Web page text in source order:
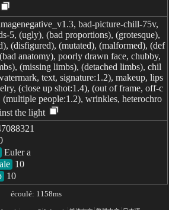
bad-picture-chill-75v,
5, (ugly), (bad proportions), (grotesque),
(disfigured), (mutated), (malformed), (def
anatomy), poorly drawn face, chubby,
(missing limbs), (detached limbs), chil
text, signature:1.2), makeup, lips
(close up shot:1.4), (out of frame, off-c
(multiple people:1.2), wrinkles, heterochro
the light
10
écoulé: 1158ms